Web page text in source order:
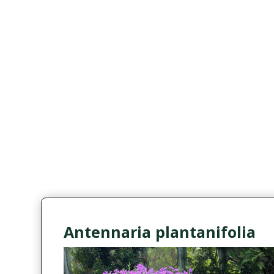
Antennaria plantanifolia